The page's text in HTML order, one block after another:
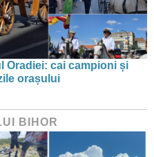
Oradiei: cai campioni și
orașului
BIHOR